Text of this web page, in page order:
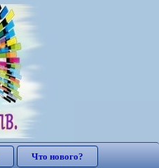
Что нового?